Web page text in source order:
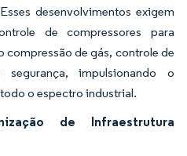
desenvolvimentos exigem
de compressores para
compressão de gás, controle de
impulsionando o
o espectro industrial.
de Infraestrutura